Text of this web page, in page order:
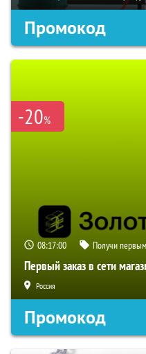
Промокод
-20%
08:16:59 Получи
Первый заказ в сети
Россия
Промокод